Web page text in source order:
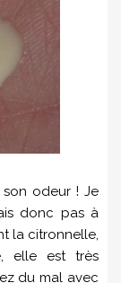
son odeur ! Je
donc pas à
la citronnelle,
elle est très
du mal avec